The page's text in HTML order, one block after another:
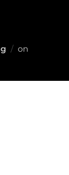
onPosted